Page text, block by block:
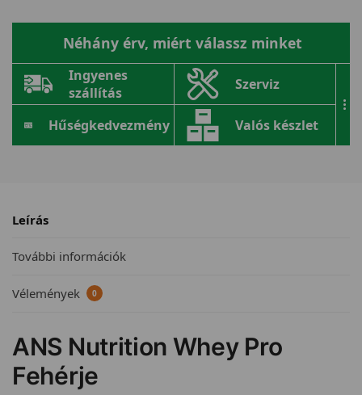
Néhány érv, miért válassz minket
Ingyenes
szállítás
Szerviz
Hűségkedvezmény Valós készlet
...
Leírás
További információk
Vélemények 0
ANS Nutrition Whey Pro
Fehérje